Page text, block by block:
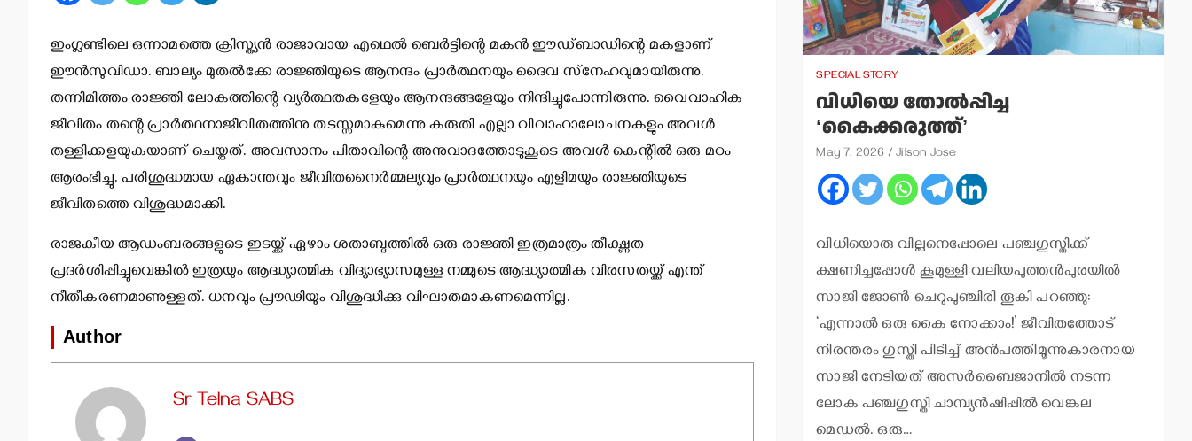
ഇംഗ്ലണ്ടിലെ ഒന്നാമത്തെ ക്രിസ്ത്യന്‍ രാജാവായ എഥെല്‍ ബെര്‍ട്ടിന്റെ മകന്‍ ഈഡ്ബാഡിന്റെ മകളാണ്
ഈന്‍സുവിഡാ. ബാല്യം മുതല്‍ക്കേ രാജ്ഞിയുടെ ആനന്ദം പ്രാര്‍ത്ഥനയും ദൈവ സ്‌നേഹവുമായിരുന്നു.
തന്നിമിത്തം രാജ്ഞി ലോകത്തിന്റെ വ്യര്‍ത്ഥതകളേയും ആനന്ദങ്ങളേയും നിന്ദിച്ചുപോന്നിരുന്നു. വൈവാഹിക
ജീവിതം തന്റെ പ്രാര്‍ത്ഥനാജീവിതത്തിനു തടസ്സമാകുമെന്നു കരുതി എല്ലാ വിവാഹാലോചനകളും അവള്‍
തള്ളിക്കളയുകയാണ് ചെയ്തത്. അവസാനം പിതാവിന്റെ അനുവാദത്തോടുകൂടെ അവള്‍ കെന്റില്‍ ഒരു മഠം
ആരംഭിച്ചു. പരിശുദ്ധമായ ഏകാന്തവും ജീവിതനൈര്‍മ്മല്യവും പ്രാര്‍ത്ഥനയും എളിമയും രാജ്ഞിയുടെ
ജീവിതത്തെ വിശുദ്ധമാക്കി.
രാജകീയ ആഡംബരങ്ങളുടെ ഇടയ്ക്ക് ഏഴാം ശതാബ്ദത്തില്‍ ഒരു രാജ്ഞി ഇത്രമാത്രം തീക്ഷ്ണത
പ്രദര്‍ശിപ്പിച്ചുവെങ്കില്‍ ഇത്രയും ആദ്ധ്യാത്മിക വിദ്യാഭ്യാസമുള്ള നമ്മുടെ ആദ്ധ്യാത്മിക വിരസതയ്ക്ക് എന്ത്
നീതീകരണമാണുള്ളത്. ധനവും പ്രൗഢിയും വിശുദ്ധിക്കു വിഘാതമാകണമെന്നില്ല.
Author
Sr Telna SABS
SPECIAL STORY
വിധിയെ തോല്‍പ്പിച്ച
‘കൈക്കരുത്ത്’
May 7, 2026 Jilson Jose
വിധിയൊരു വില്ലനെപ്പോലെ പഞ്ചഗുസ്തിക്ക്
ക്ഷണിച്ചപ്പോള്‍ കൂമുള്ളി വലിയപുത്തന്‍പുരയില്‍
സാജി ജോണ്‍ ചെറുപുഞ്ചിരി തൂകി പറഞ്ഞു:
‘എന്നാല്‍ ഒരു കൈ നോക്കാം!’ ജീവിതത്തോട്
നിരന്തരം ഗുസ്തി പിടിച്ച് അന്‍പത്തിമൂന്നുകാരനായ
സാജി നേടിയത് അസര്‍ബൈജാനില്‍ നടന്ന
ലോക പഞ്ചഗുസ്തി ചാമ്പ്യന്‍ഷിപ്പില്‍ വെങ്കല
മെഡല്‍. ഒരു…